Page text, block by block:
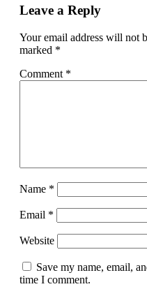
Leave a Reply
Your email address will not
marked *
Comment *
Name *
Email *
Website
Save my name, email,
time I comment.